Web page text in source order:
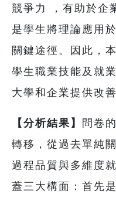
競爭力 ，有助於企
是學生將理論應用
關鍵途徑。因此，
學生職業技能及就
大學和企業提供改
【分析結果】 問卷
轉移，從過去單純
過程品質與多維度
蓋三大構面：首先